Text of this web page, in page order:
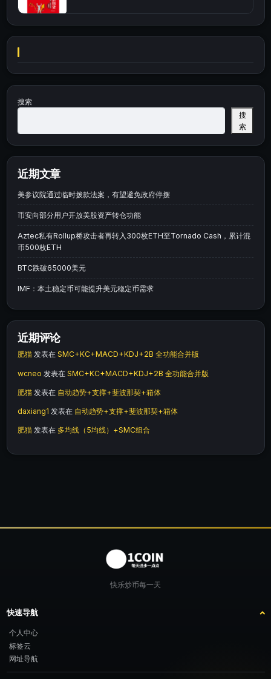
搜索
搜
索
近期文章
美参议院通过临时拨款法案，有望避免政府停摆
币安向部分用户开放美股资产转仓功能
Aztec私有Rollup桥攻击者再转入300枚ETH至Tornado Cash，累计混
币500枚ETH
BTC跌破65000美元
IMF：本土稳定币可能提升美元稳定币需求
近期评论
肥猫 发表在 SMC+KC+MACD+KDJ+2B 全功能合并版
wcneo 发表在 SMC+KC+MACD+KDJ+2B 全功能合并版
肥猫 发表在 自动趋势+支撑+斐波那契+箱体
daxiang1 发表在 自动趋势+支撑+斐波那契+箱体
肥猫 发表在 多均线（5均线）+SMC组合
快乐炒币每一天
快速导航
个人中心
标签云
网址导航